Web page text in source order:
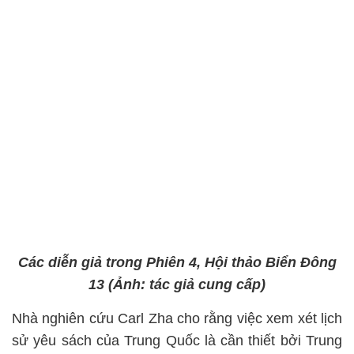
Các diễn giả trong Phiên 4, Hội thảo Biển Đông
13 (Ảnh: tác giả cung cấp)
Nhà nghiên cứu Carl Zha cho rằng việc xem xét lịch
sử yêu sách của Trung Quốc là cần thiết bởi Trung